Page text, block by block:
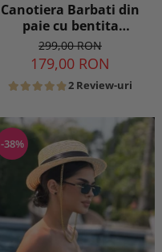
Canotiera Barbati din
paie cu bentita
detasabila
299,00 RON
179,00 RON
2 Review-uri
-38%